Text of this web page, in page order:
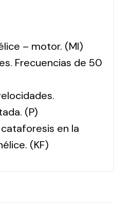
– motor. (MI)
Frecuencias de 50
(P)
en la
(KF)